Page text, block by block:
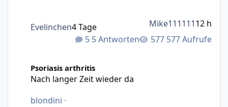
5 Antworten 577 Aufrufe
Evelinchen4 Tage Mike11111112 h
Psoriasis arthritis
Nach langer Zeit wieder da
blondini ·